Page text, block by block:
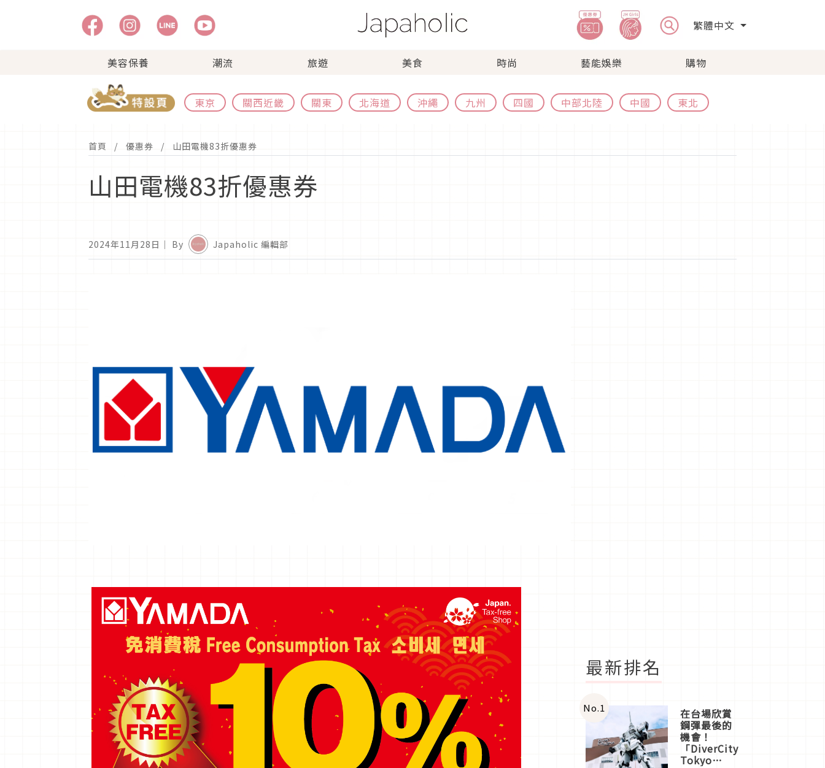
繁體中文
美容保養 潮流 旅遊 美食 時尚 藝能娛樂 購物
東京 關西近畿 關東 北海道 沖繩 九州 四國 中部北陸 中國 東北
首頁 優惠券 山田電機83折優惠券
山田電機83折優惠券
2024年11月28日 ｜ By Japaholic 編輯部
最新排名
No.1 在台場欣賞
鋼彈最後的
機會！
「DiverCity
Tokyo